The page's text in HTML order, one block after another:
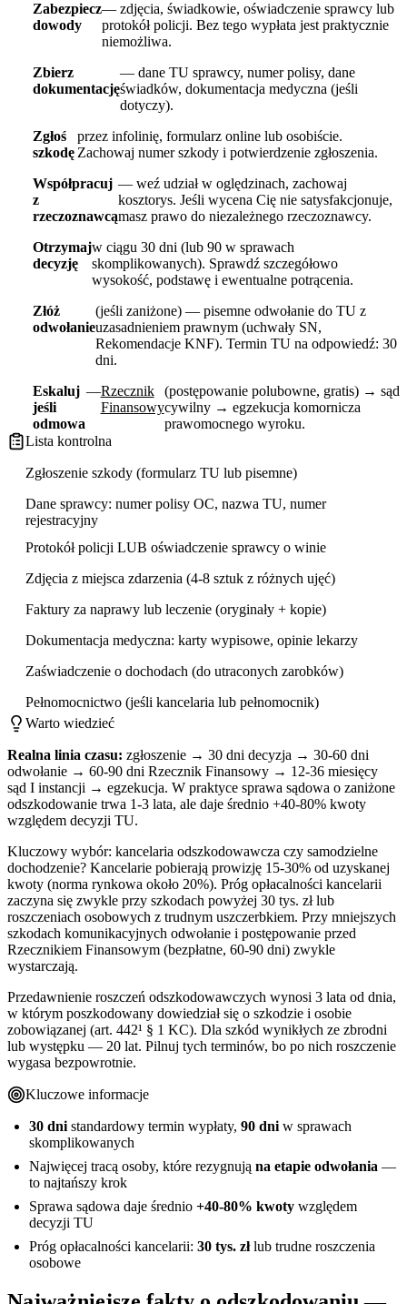
Zabezpiecz
dowody
— zdjęcia, świadkowie, oświadczenie sprawcy lub
protokół policji. Bez tego wypłata jest praktycznie
niemożliwa.
Zbierz
dokumentację
— dane TU sprawcy, numer polisy, dane
świadków, dokumentacja medyczna (jeśli
dotyczy).
Zgłoś
szkodę
przez infolinię, formularz online lub osobiście.
Zachowaj numer szkody i potwierdzenie zgłoszenia.
Współpracuj
z
rzeczoznawcą
— weź udział w oględzinach, zachowaj
kosztorys. Jeśli wycena Cię nie satysfakcjonuje,
masz prawo do niezależnego rzeczoznawcy.
Otrzymaj
decyzję
w ciągu 30 dni (lub 90 w sprawach
skomplikowanych). Sprawdź szczegółowo
wysokość, podstawę i ewentualne potrącenia.
Złóż
odwołanie
(jeśli zaniżone) — pisemne odwołanie do TU z
uzasadnieniem prawnym (uchwały SN,
Rekomendacje KNF). Termin TU na odpowiedź: 30
dni.
Eskaluj
jeśli
odmowa
—Rzecznik
Finansowy
(postępowanie polubowne, gratis) → sąd
cywilny → egzekucja komornicza
prawomocnego wyroku.
Lista kontrolna
Zgłoszenie szkody (formularz TU lub pisemne)
Dane sprawcy: numer polisy OC, nazwa TU, numer
rejestracyjny
Protokół policji LUB oświadczenie sprawcy o winie
Zdjęcia z miejsca zdarzenia (4-8 sztuk z różnych ujęć)
Faktury za naprawy lub leczenie (oryginały + kopie)
Dokumentacja medyczna: karty wypisowe, opinie lekarzy
Zaświadczenie o dochodach (do utraconych zarobków)
Pełnomocnictwo (jeśli kancelaria lub pełnomocnik)
Warto wiedzieć
Realna linia czasu: zgłoszenie → 30 dni decyzja → 30-60 dni
odwołanie → 60-90 dni Rzecznik Finansowy → 12-36 miesięcy
sąd I instancji → egzekucja. W praktyce sprawa sądowa o zaniżone
odszkodowanie trwa 1-3 lata, ale daje średnio +40-80% kwoty
względem decyzji TU.
Kluczowy wybór: kancelaria odszkodowawcza czy samodzielne
dochodzenie? Kancelarie pobierają prowizję 15-30% od uzyskanej
kwoty (norma rynkowa około 20%). Próg opłacalności kancelarii
zaczyna się zwykle przy szkodach powyżej 30 tys. zł lub
roszczeniach osobowych z trudnym uszczerbkiem. Przy mniejszych
szkodach komunikacyjnych odwołanie i postępowanie przed
Rzecznikiem Finansowym (bezpłatne, 60-90 dni) zwykle
wystarczają.
Przedawnienie roszczeń odszkodowawczych wynosi 3 lata od dnia,
w którym poszkodowany dowiedział się o szkodzie i osobie
zobowiązanej (art. 442¹ § 1 KC). Dla szkód wynikłych ze zbrodni
lub występku — 20 lat. Pilnuj tych terminów, bo po nich roszczenie
wygasa bezpowrotnie.
Kluczowe informacje
30 dni standardowy termin wypłaty, 90 dni w sprawach
skomplikowanych
Najwięcej tracą osoby, które rezygnują na etapie odwołania —
to najtańszy krok
Sprawa sądowa daje średnio +40-80% kwoty względem
decyzji TU
Próg opłacalności kancelarii: 30 tys. złlub trudne roszczenia
osobowe